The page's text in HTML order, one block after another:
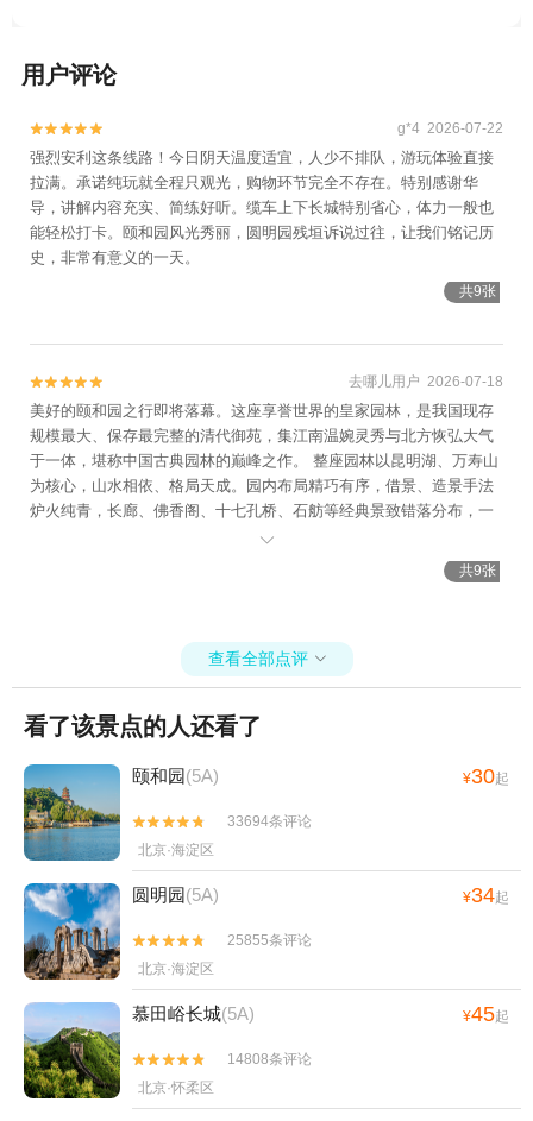
用户评论

 g*4 2026-07-22
强烈安利这条线路！今日阴天温度适宜，人少不排队，游玩体验直接
拉满。承诺纯玩就全程只观光，购物环节完全不存在。特别感谢华
导，讲解内容充实、简练好听。缆车上下长城特别省心，体力一般也
能轻松打卡。颐和园风光秀丽，圆明园残垣诉说过往，让我们铭记历
史，非常有意义的一天。
共9张

 去哪儿用户 2026-07-18
美好的颐和园之行即将落幕。这座享誉世界的皇家园林，是我国现存
规模最大、保存最完整的清代御苑，集江南温婉灵秀与北方恢弘大气
于一体，堪称中国古典园林的巅峰之作。 整座园林以昆明湖、万寿山
为核心，山水相依、格局天成。园内布局精巧有序，借景、造景手法
炉火纯青，长廊、佛香阁、十七孔桥、石舫等经典景致错落分布，一
步一景、一景一韵。七百多米的彩绘长廊绘尽山水花鸟、历史典故，
是名副其实的艺术长廊；巍峨矗立的佛香阁依山而建，气势磅礴，登
顶可俯瞰全园湖光山色；横跨湖面的十七孔桥造型精巧，兼具实用与
沉淀着数百年的人文故事，一砖一瓦、一草一木都镌刻着岁月的痕
迹，是自然景观与人文历史完美融合的典范。吴导带队

共9张
查看全部点评 
看了该景点的人还看了
颐和园(5A) ¥30起


33694条评论
北京·海淀区
圆明园(5A) ¥34起


25855条评论
北京·海淀区
慕田峪长城(5A) ¥45起


14808条评论
北京·怀柔区